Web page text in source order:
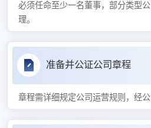
必须任命至少一名董事，部分类型
理。
准备并公证公司章程
章程需详细规定公司运营规则，经公